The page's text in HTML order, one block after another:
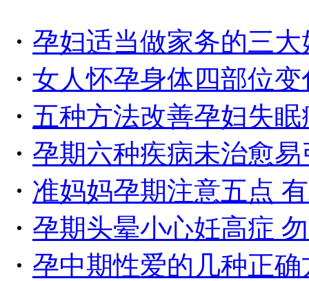
・ 孕妇适当做家务的三大
・ 女人怀孕身体四部位
・ 五种方法改善孕妇失眠
・ 孕期六种疾病未治愈
・ 准妈妈孕期注意五点
・ 孕期头晕小心妊高症
・ 孕中期性爱的几种正确